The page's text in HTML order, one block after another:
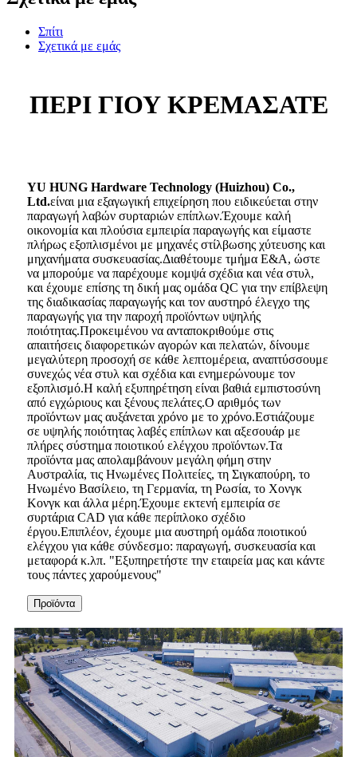
Σπίτι
Σχετικά με εμάς
ΠΕΡΙ ΓΙΟΥ ΚΡΕΜΑΣΑΤΕ
YU HUNG Hardware Technology (Huizhou) Co.,
Ltd.είναι μια εξαγωγική επιχείρηση που ειδικεύεται στην
παραγωγή λαβών συρταριών επίπλων.Έχουμε καλή
οικονομία και πλούσια εμπειρία παραγωγής και είμαστε
πλήρως εξοπλισμένοι με μηχανές στίλβωσης χύτευσης και
μηχανήματα συσκευασίας.Διαθέτουμε τμήμα Ε&Α, ώστε
να μπορούμε να παρέχουμε κομψά σχέδια και νέα στυλ,
και έχουμε επίσης τη δική μας ομάδα QC για την επίβλεψη
της διαδικασίας παραγωγής και τον αυστηρό έλεγχο της
παραγωγής για την παροχή προϊόντων υψηλής
ποιότητας.Προκειμένου να ανταποκριθούμε στις
απαιτήσεις διαφορετικών αγορών και πελατών, δίνουμε
μεγαλύτερη προσοχή σε κάθε λεπτομέρεια, αναπτύσσουμε
συνεχώς νέα στυλ και σχέδια και ενημερώνουμε τον
εξοπλισμό.Η καλή εξυπηρέτηση είναι βαθιά εμπιστοσύνη
από εγχώριους και ξένους πελάτες.Ο αριθμός των
προϊόντων μας αυξάνεται χρόνο με το χρόνο.Εστιάζουμε
σε υψηλής ποιότητας λαβές επίπλων και αξεσουάρ με
πλήρες σύστημα ποιοτικού ελέγχου προϊόντων.Τα
προϊόντα μας απολαμβάνουν μεγάλη φήμη στην
Αυστραλία, τις Ηνωμένες Πολιτείες, τη Σιγκαπούρη, το
Ηνωμένο Βασίλειο, τη Γερμανία, τη Ρωσία, το Χονγκ
Κονγκ και άλλα μέρη.Έχουμε εκτενή εμπειρία σε
συρτάρια CAD για κάθε περίπλοκο σχέδιο
έργου.Επιπλέον, έχουμε μια αυστηρή ομάδα ποιοτικού
ελέγχου για κάθε σύνδεσμο: παραγωγή, συσκευασία και
μεταφορά κ.λπ. "Εξυπηρετήστε την εταιρεία μας και κάντε
τους πάντες χαρούμενους"
Προϊόντα